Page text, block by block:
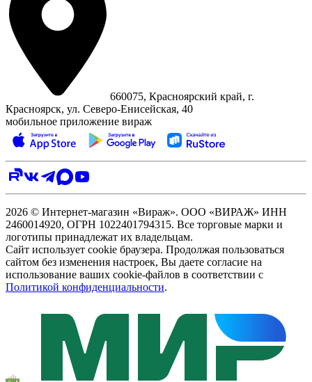
660075, Красноярский край, г.
Красноярск, ул. Северо‑Енисейская, 40
мобильное приложение вираж
2026 © Интернет-магазин «Вираж». ООО «ВИРАЖ» ИНН
2460014920, ОГРН 1022401794315. Все торговые марки и
логотипы принадлежат их владельцам.
Сайт использует cookie браузера. Продолжая пользоваться
сайтом без изменения настроек, Вы даете согласие на
использование ваших cookie-файлов в соответствии с
Политикой конфиденциальности.